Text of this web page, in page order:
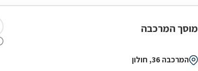
מוסך המרכבה
המרכבה 36, חולון